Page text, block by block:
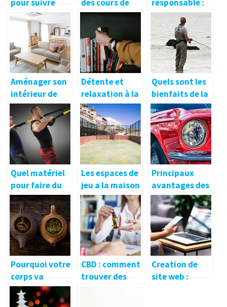
pour suivre
toute
l’actualité du
monde
des cours de
chant
professionnels
responsable :
la prévoyance
par la
formation et
l’information
Aménager son
intérieur de
maison avec
des meubles à
multiple
fonction pour
une belle
habitation
Détente et
relaxation à la
maison après
le boulot :
comment y
arriver ?
Quels sont les
bienfaits de la
pêche ?
Quel matériel
pour faire du
crossfit ?
Les espaces de
jeu a la maison
pour se divertir
ou ameliorer
ses
competences
Principaux
avantages des
voitures
neuves.
Pourquoi votre
corps va
adorer le the
Matcha
CBD : comment
trouver des
Creation de
site web :